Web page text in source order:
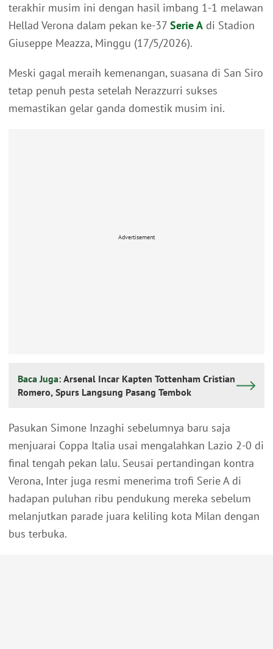
terakhir musim ini dengan hasil imbang 1-1 melawan
Hellad Verona dalam pekan ke-37 Serie A di Stadion
Giuseppe Meazza, Minggu (17/5/2026).
Meski gagal meraih kemenangan, suasana di San Siro
tetap penuh pesta setelah Nerazzurri sukses
memastikan gelar ganda domestik musim ini.
Advertisement
Baca Juga: Arsenal Incar Kapten Tottenham Cristian
Romero, Spurs Langsung Pasang Tembok
Pasukan Simone Inzaghi sebelumnya baru saja
menjuarai Coppa Italia usai mengalahkan Lazio 2-0 di
final tengah pekan lalu. Seusai pertandingan kontra
Verona, Inter juga resmi menerima trofi Serie A di
hadapan puluhan ribu pendukung mereka sebelum
melanjutkan parade juara keliling kota Milan dengan
bus terbuka.